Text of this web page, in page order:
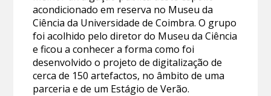
acondicionado em reserva no Museu da
Ciência da Universidade de Coimbra. O grupo
foi acolhido pelo diretor do Museu da Ciência
e ficou a conhecer a forma como foi
desenvolvido o projeto de digitalização de
cerca de 150 artefactos, no âmbito de uma
parceria e de um Estágio de Verão.